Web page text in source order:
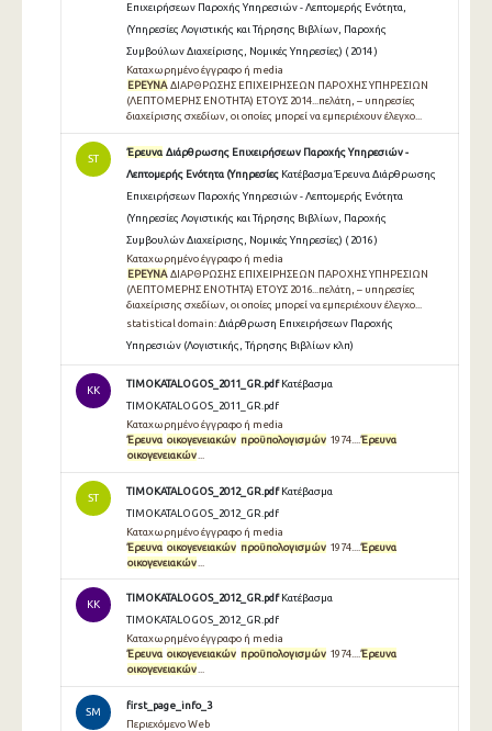
Επιχειρήσεων Παροχής Υπηρεσιών - Λεπτομερής Ενότητα,
(Υπηρεσίες Λογιστικής και Τήρησης Βιβλίων, Παροχής
Συμβούλων Διαχείρισης, Νομικές Υπηρεσίες) ( 2014 )
Καταχωρημένο έγγραφο ή media
ΕΡΕΥΝΑΔΙΑΡΘΡΩΣΗΣ ΕΠΙΧΕΙΡΗΣΕΩΝ ΠΑΡΟΧΗΣ ΥΠΗΡΕΣΙΩN
(ΛΕΠΤΟΜΕΡΗΣ ΕΝΟΤΗΤΑ) ΕΤΟΥΣ 2014...πελάτη, – υπηρεσίες
διαχείρισης σχεδίων, οι οποίες μπορεί να εμπεριέχουν έλεγχο...
ST
Έρευνα Διάρθρωσης Επιχειρήσεων Παροχής Υπηρεσιών -
Λεπτομερής Ενότητα (Υπηρεσίες Κατέβασμα Έρευνα Διάρθρωσης
Επιχειρήσεων Παροχής Υπηρεσιών - Λεπτομερής Ενότητα
(Υπηρεσίες Λογιστικής και Τήρησης Βιβλίων, Παροχής
Συμβουλών Διαχείρισης, Νομικές Υπηρεσίες) ( 2016 )
Καταχωρημένο έγγραφο ή media
ΕΡΕΥΝΑΔΙΑΡΘΡΩΣΗΣ ΕΠΙΧΕΙΡΗΣΕΩΝ ΠΑΡΟΧΗΣ ΥΠΗΡΕΣΙΩN
(ΛΕΠΤΟΜΕΡΗΣ ΕΝΟΤΗΤΑ) ΕΤΟΥΣ 2016...πελάτη, – υπηρεσίες
διαχείρισης σχεδίων, οι οποίες μπορεί να εμπεριέχουν έλεγχο...
statistical domain:Διάρθρωση Επιχειρήσεων Παροχής
Υπηρεσιών (Λογιστικής, Τήρησης Βιβλίων κλπ)
KK
TIMOKATALOGOS_2011_GR.pdf Κατέβασμα
TIMOKATALOGOS_2011_GR.pdf
Καταχωρημένο έγγραφο ή media
Έρευνα οικογενειακών προϋπολογισμών 1974....Έρευνα
οικογενειακών...
ST
TIMOKATALOGOS_2012_GR.pdf Κατέβασμα
TIMOKATALOGOS_2012_GR.pdf
Καταχωρημένο έγγραφο ή media
Έρευνα οικογενειακών προϋπολογισμών 1974.... Έρευνα
οικογενειακών
KK
TIMOKATALOGOS_2012_GR.pdf Κατέβασμα
TIMOKATALOGOS_2012_GR.pdf
Καταχωρημένο έγγραφο ή media
Έρευνα οικογενειακών προϋπολογισμών 1974....Έρευνα
οικογενειακών...
SM
first_page_info_3
Περιεχόμενο Web